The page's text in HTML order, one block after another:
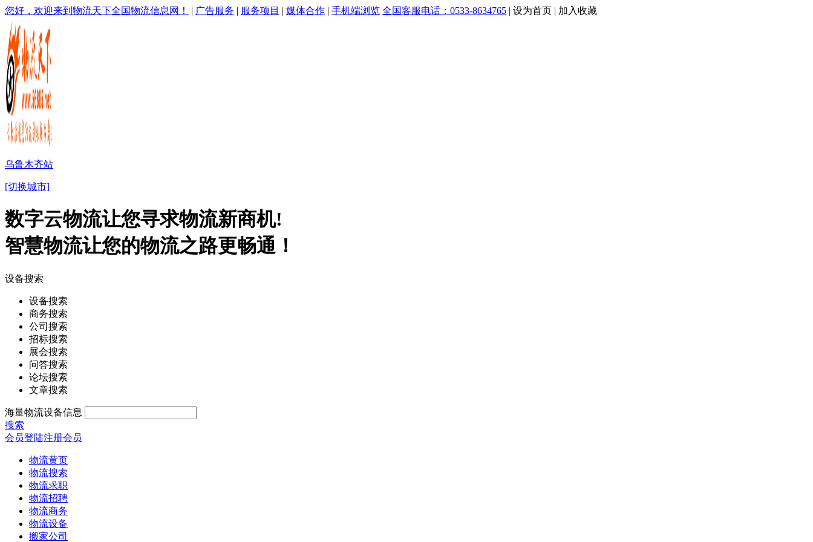
您好，欢迎来到物流天下全国物流信息网！ | 广告服务 | 服务项目 | 媒体合作 | 手机端浏览 全国客服电话：0533-8634765 | 设为首页 | 加入收藏
乌鲁木齐站
[切换城市]
数字云物流让您寻求物流新商机!
智慧物流让您的物流之路更畅通！
设备搜索
设备搜索
商务搜索
公司搜索
招标搜索
展会搜索
问答搜索
论坛搜索
文章搜索
海量物流设备信息
搜索
会员登陆注册会员
物流黄页
物流搜索
物流求职
物流招聘
物流商务
物流设备
搬家公司